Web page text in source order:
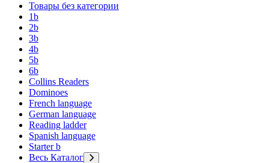
Товары без категории
1b
2b
3b
4b
5b
6b
Collins Readers
Dominoes
French language
German language
Reading ladder
Spanish language
Starter b
Весь Каталог